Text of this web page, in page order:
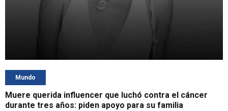
Mundo
Muere querida influencer que luchó contra el cáncer
durante tres años: piden apoyo para su familia